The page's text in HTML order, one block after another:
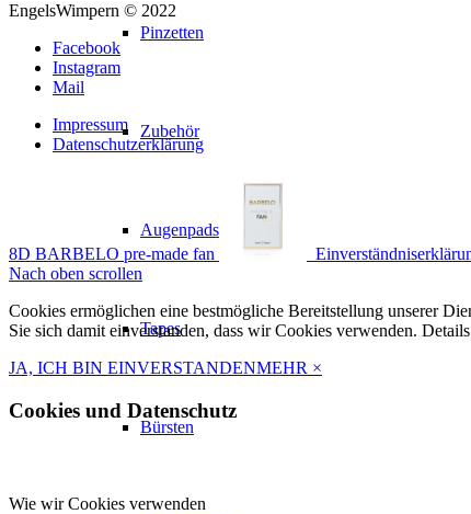
Pinzetten
Zubehör
Augenpads
Tapes
Bürsten
14,99 €13,49 €.
EngelsWimpern © 2022
Facebook
Instagram
Mail
Impressum
Datenschutzerklärung
8D BARBELO pre-made fan
Nach oben scrollen
Cookies ermöglichen eine bestmögliche Bereitstellung unserer
Sie sich damit einverstanden, dass wir Cookies verwenden.
JA, ICH BIN EINVERSTANDENMEHR ×
Cookies und Datenschutz
Wie wir Cookies verwenden